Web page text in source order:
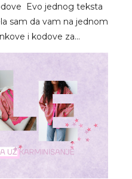
Evo jednog teksta
sam da vam na jednom
i kodove za...